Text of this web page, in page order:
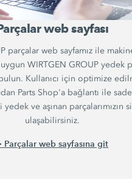
web sayfası
parçalar web sayfamız ile
WIRTGEN GROUP yedek
Kullanıcı için optimize
Parts Shop'a bağlantı ile
ve aşınan parçalarımızın
ulaşabilirsiniz.
Parçalar web sayfasına git